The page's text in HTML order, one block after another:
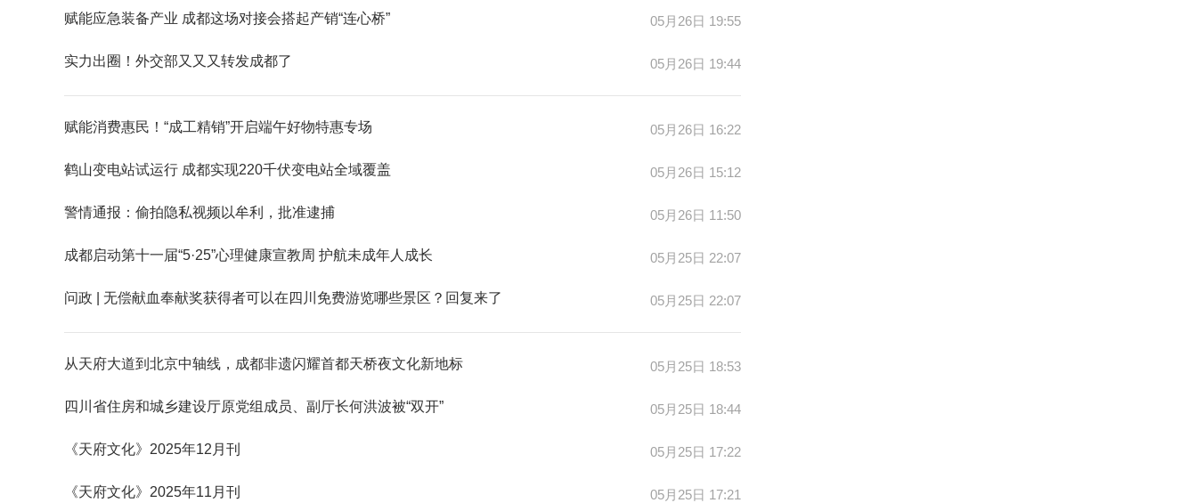
赋能应急装备产业 成都这场对接会搭起产销“连心桥” 05月26日 19:55
实力出圈！外交部又又又转发成都了 05月26日 19:44
赋能消费惠民！“成工精销”开启端午好物特惠专场 05月26日 16:22
鹤山变电站试运行 成都实现220千伏变电站全域覆盖 05月26日 15:12
警情通报：偷拍隐私视频以牟利，批准逮捕 05月26日 11:50
成都启动第十一届“5·25”心理健康宣教周 护航未成年人成长 05月25日 22:07
问政 | 无偿献血奉献奖获得者可以在四川免费游览哪些景区？回复来了 05月25日 22:07
从天府大道到北京中轴线，成都非遗闪耀首都天桥夜文化新地标 05月25日 18:53
四川省住房和城乡建设厅原党组成员、副厅长何洪波被“双开” 05月25日 18:44
《天府文化》2025年12月刊 05月25日 17:22
《天府文化》2025年11月刊 05月25日 17:21